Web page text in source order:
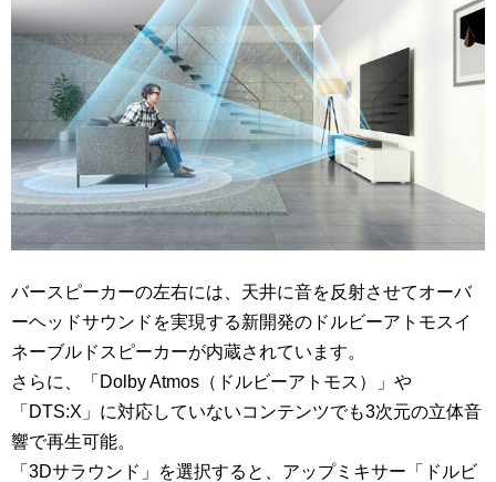
バースピーカーの左右には、天井に音を反射させてオーバ
ーヘッドサウンドを実現する新開発のドルビーアトモスイ
ネーブルドスピーカーが内蔵されています。
さらに、「 Dolby Atmos（ドルビーアトモス）
」や
「 DTS:X 」に対応していないコンテンツでも3次元の立体音
響で再生可能。
「3Dサラウンド」を選択すると、アップミキサー「ドルビ